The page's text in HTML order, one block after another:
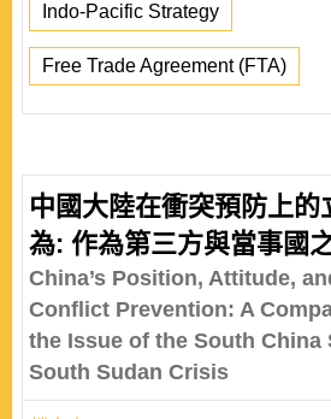
Indo-Pacific Strategy
Free Trade Agreement (FTA)
中國大陸在衝突預防上的
為: 作為第三方與當事國
China’s Position, Attitude,
Conflict Prevention: A
the Issue of the South China
South Sudan Crisis